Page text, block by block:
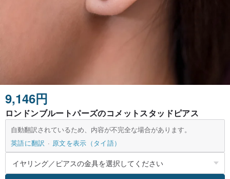
9,146円
ロンドンブルートパーズのコメットスタッドピアス
自動翻訳されているため、内容が不完全な場合があります。
英語に翻訳
原文を表示（タイ語）